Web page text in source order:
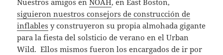
Nuestros amigos enNOAH, en East Boston,
siguieron nuestros consejors de construcción de
inflables y construyeron su propia almohada gigante
para la fiesta del solsticio de verano en el Urban
Wild. Ellos mismos fueron los encargados de ir por